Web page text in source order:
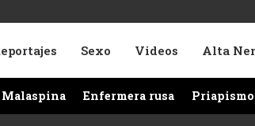
Sexo Videos Alta
Enfermera rusa Priapismo